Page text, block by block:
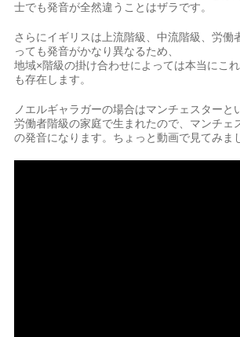
士でも発音が全然違うことはザラです。
さらにイギリスは上流階級、中流階級、労働
っても発音がかなり異なるため、
地域×階級の掛け合わせによっては本当にこ
も存在します。
ノエルギャラガーの場合はマンチェスターと
労働者階級の家庭で生まれたので、マンチェ
の発音になります。ちょっと動画で見てみま